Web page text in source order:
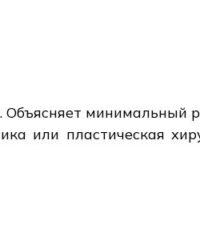
минимальный
или пластическая